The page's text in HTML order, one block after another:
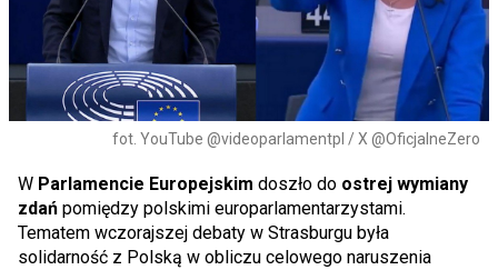
fot. YouTube @videoparlamentpl / X @OficjalneZero
W Parlamencie Europejskim doszło do ostrej wymiany
zdań pomiędzy polskimi europarlamentarzystami.
Tematem wczorajszej debaty w Strasburgu była
solidarność z Polską w obliczu celowego naruszenia